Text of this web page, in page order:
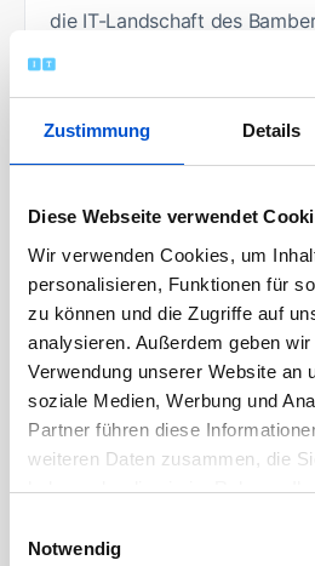
Zustimmung Details
Diese Webseite verwendet
Wir verwenden Cookies, um
personalisieren, Funktionen für
zu können und die Zugriffe auf
analysieren. Außerdem geben
Verwendung unserer Website an
soziale Medien, Werbung und
Partner führen diese
weiteren Daten zusammen, die
haben oder die sie im Rahmen
Notwendig
die IT-Landschaft des
Low-Code-Bereich:
Du unterstützt bei
RPA-Bots (Robotic
ETL-Jobs (Extract-
Dashboards
Du konzeptionierst und
Projekte um, wie z.B.
oder Validierung neuer
Du hilfst bei der
für Citizen Developer am